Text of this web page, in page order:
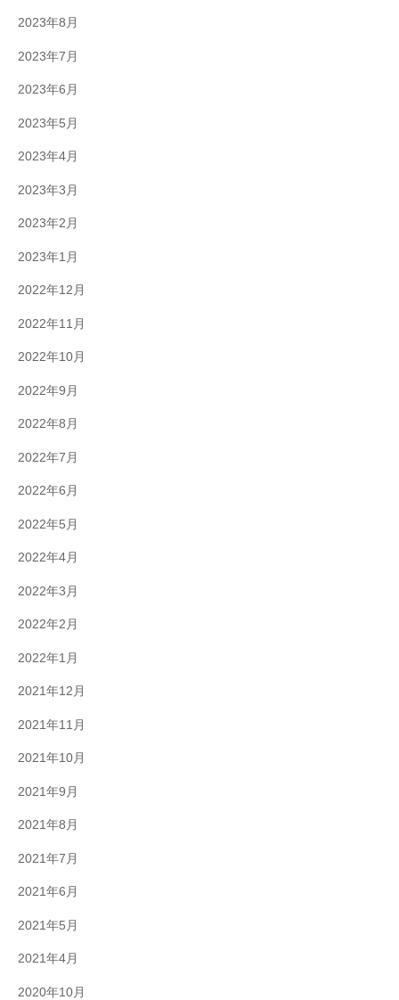
2023年8月
2023年7月
2023年6月
2023年5月
2023年4月
2023年3月
2023年2月
2023年1月
2022年12月
2022年11月
2022年10月
2022年9月
2022年8月
2022年7月
2022年6月
2022年5月
2022年4月
2022年3月
2022年2月
2022年1月
2021年12月
2021年11月
2021年10月
2021年9月
2021年8月
2021年7月
2021年6月
2021年5月
2021年4月
2020年10月